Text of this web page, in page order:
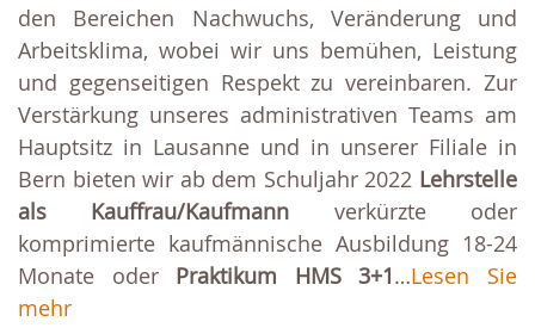
den Bereichen Nachwuchs, Veränderung und
Arbeitsklima, wobei wir uns bemühen, Leistung
und gegenseitigen Respekt zu vereinbaren. Zur
Verstärkung unseres administrativen Teams am
Hauptsitz in Lausanne und in unserer Filiale in
Bern bieten wir ab dem Schuljahr 2022 Lehrstelle
als Kauffrau/Kaufmann verkürzte oder
komprimierte kaufmännische Ausbildung 18-24
Monate oder Praktikum HMS 3+1…Lesen Sie
mehr